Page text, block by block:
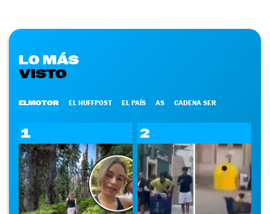
LO MÁS
VISTO
ELMOTOR EL HUFFPOST EL PAÍS AS CADENA SER
1 2